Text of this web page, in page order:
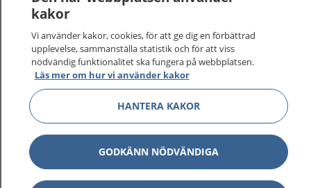
sjukdomar och vilka mottagningar du kan kontakta.
Logga in för att läsa din journal och göra dina
vårdärenden. Ring telefonnummer 1177 för
sjukvårdsrådgivning dygnet runt.
1177 ger dig råd när du vill må bättre.
Visa
kakor
Vi använder kakor, cookies, för att ge dig en förbättrad
upplevelse, sammanställa statistik och för att viss
nödvändig funktionalitet ska fungera på webbplatsen.
Läs mer om hur vi använder kakor
HANTERA KAKOR
GODKÄNN NÖDVÄNDIGA